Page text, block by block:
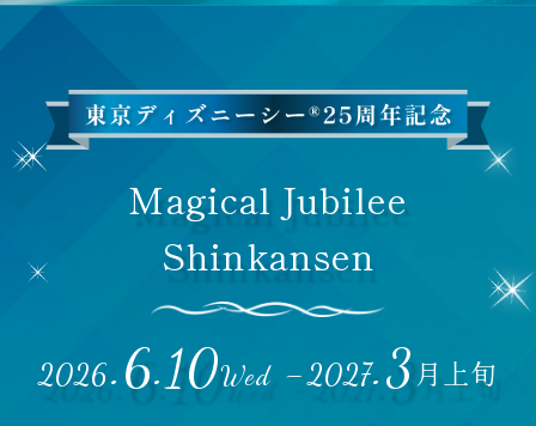
Magical Jubilee
Shinkansen
2026.6.10Wed-2027.3月上旬